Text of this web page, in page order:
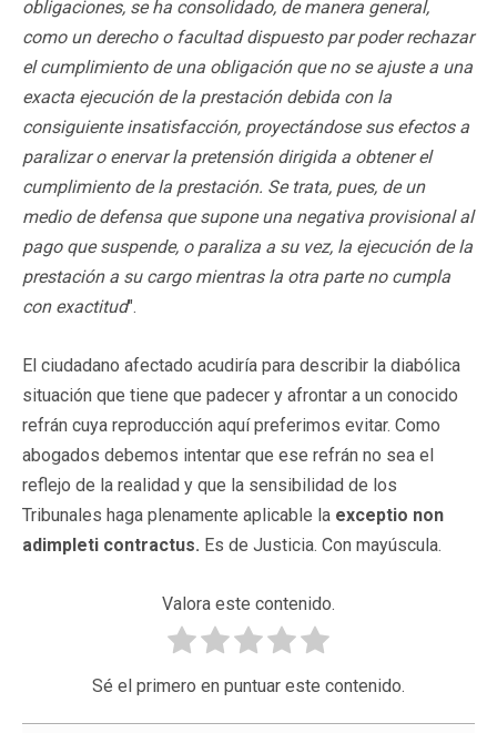
obligaciones, se ha consolidado, de manera general,
como un derecho o facultad dispuesto par poder rechazar
el cumplimiento de una obligación que no se ajuste a una
exacta ejecución de la prestación debida con la
consiguiente insatisfacción, proyectándose sus efectos a
paralizar o enervar la pretensión dirigida a obtener el
cumplimiento de la prestación. Se trata, pues, de un
medio de defensa que supone una negativa provisional al
pago que suspende, o paraliza a su vez, la ejecución de la
prestación a su cargo mientras la otra parte no cumpla
con exactitud".
El ciudadano afectado acudiría para describir la diabólica
situación que tiene que padecer y afrontar a un conocido
refrán cuya reproducción aquí preferimos evitar. Como
abogados debemos intentar que ese refrán no sea el
reflejo de la realidad y que la sensibilidad de los
Tribunales haga plenamente aplicable la exceptio non
adimpleti contractus. Es de Justicia. Con mayúscula.
Valora este contenido.
Sé el primero en puntuar este contenido.